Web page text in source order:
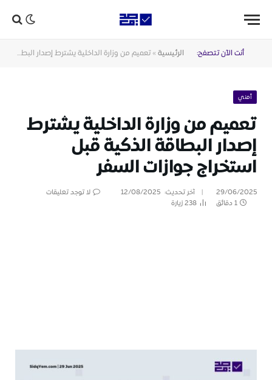
أنت الآن تتصفح: الرئيسية »تعميم من وزارة الداخلية يشترط إصدار البطاقة الذكية قبل استخراج جوازات السفر
أمني
تعميم من وزارة الداخلية يشترط
إصدار البطاقة الذكية قبل
استخراج جوازات السفر
29/06/2025 آخر تحديث: 12/08/2025
لا توجد تعليقات
1 دقائق
238زيارة